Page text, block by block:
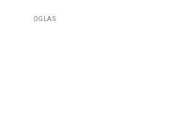
OGLAS